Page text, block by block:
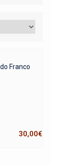
Franco
30,00€